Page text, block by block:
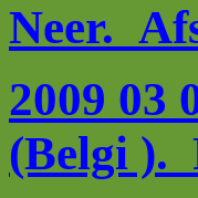
Neer.
2009 03
(Belgi ).